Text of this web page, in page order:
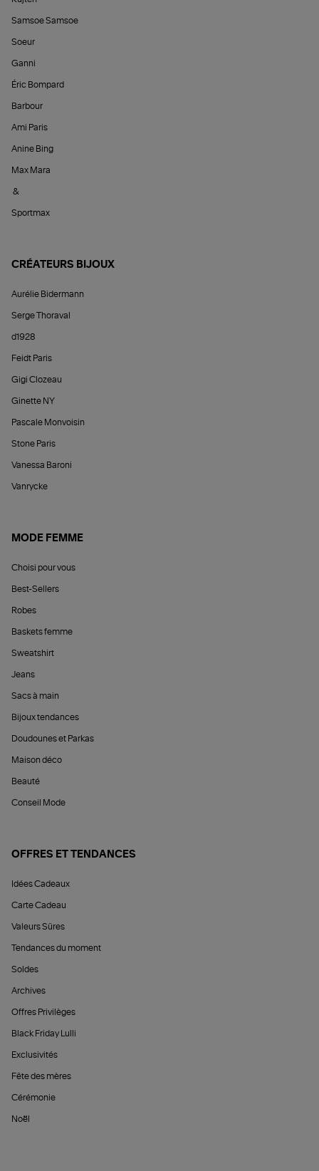
Samsoe Samsoe
Soeur
Ganni
Éric Bompard
Barbour
Ami Paris
Anine Bing
Max Mara
&
Sportmax
CRÉATEURS BIJOUX
Aurélie Bidermann
Serge Thoraval
d1928
Feidt Paris
Gigi Clozeau
Ginette NY
Pascale Monvoisin
Stone Paris
Vanessa Baroni
Vanrycke
MODE FEMME
Choisi pour vous
Best-Sellers
Robes
Baskets femme
Sweatshirt
Jeans
Sacs à main
Bijoux tendances
Doudounes et Parkas
Maison déco
Beauté
Conseil Mode
OFFRES ET TENDANCES
Idées Cadeaux
Carte Cadeau
Valeurs Sûres
Tendances du moment
Soldes
Archives
Offres Privilèges
Black Friday Lulli
Exclusivités
Fête des mères
Cérémonie
Noël